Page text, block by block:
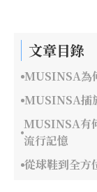
文章目錄
MUSINSA為
MUSINSA插
MUSINSA有
流行記憶
從球鞋到全方